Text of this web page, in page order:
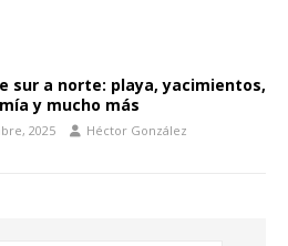
sur a norte: playa, yacimientos,
y mucho más
2025 Héctor González